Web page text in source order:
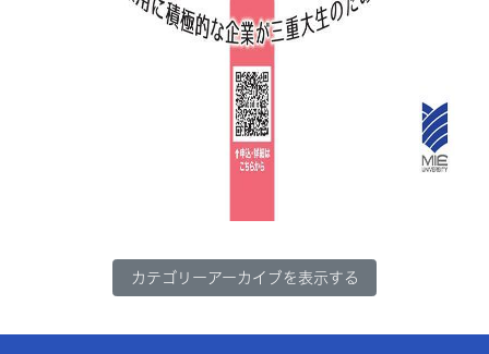
カテゴリーアーカイブを表示する